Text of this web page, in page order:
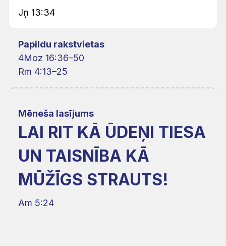
Jņ 13:34
Papildu rakstvietas
4Moz 16:36–50
Rm 4:13–25
Mēneša lasījums
LAI RIT KĀ ŪDEŅI TIESA
UN TAISNĪBA KĀ
MŪŽĪGS STRAUTS!
Am 5:24